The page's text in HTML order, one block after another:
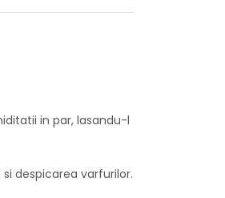
in par, lasandu-l
despicarea varfurilor.